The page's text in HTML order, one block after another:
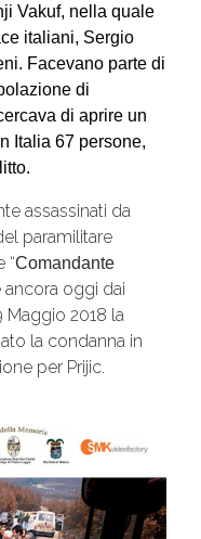
Vakuf, nella quale
italiani, Sergio
. Facevano parte di
di
di aprire un
Italia 67 persone,
assassinati da
paramilitare
“Comandante
ancora oggi dai
Maggio 2018 la
la condanna in
per Prijic.